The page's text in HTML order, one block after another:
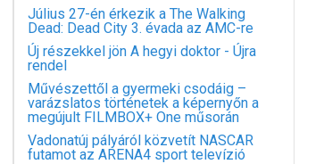
Július 27-én érkezik a The Walking
Dead: Dead City 3. évada az AMC-re
Új részekkel jön A hegyi doktor - Újra
rendel
Művészettől a gyermeki csodáig –
varázslatos történetek a képernyőn a
megújult FILMBOX+ One műsorán
Vadonatúj pályáról közvetít NASCAR
futamot az ARENA4 sport televízió